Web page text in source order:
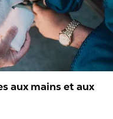
aux mains et aux